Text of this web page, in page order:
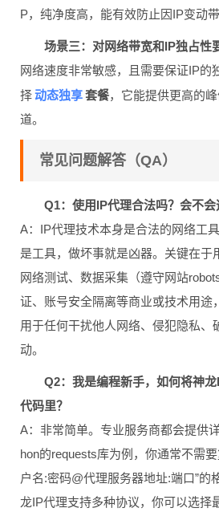
P，纯净度高，能有效防止因IP变动
场景三：对网络带宽和IP独占性
网络速度非常敏感，且需要保证IP的
择动态独享套餐，它能提供更高的
道。
常见问题解答（QA）
Q1：使用IP代理合法吗？会不会
A：IP代理技术本身是合法的网络工
是工具，做坏事就是凶器。关键在于
网络测试、数据采集（遵守网站
证、账号安全隔离等商业或技术用途
用于任何干扰他人网络、侵犯隐私、
动。
Q2：我是编程新手，如何将神
代码里？
A：非常简单。专业服务商都会提供
hon的requests库为例，你通常不需
户名:密码@代理服务器地址:端口”的
龙IP代理支持多种协议，你可以选择